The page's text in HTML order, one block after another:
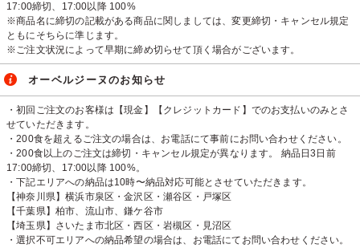
17:00締切、17:00以降 100%
※商品名に締切の記載がある商品に関しましては、変更締切・キャンセル規定
ともにそちらに準じます。
※ご注文状況によって早期に締め切らせて頂く場合がございます。
オーベルジーヌのお知らせ
・初回ご注文のお客様は【現金】【クレジットカード】でのお支払いのみとさ
せていただきます。
・200食を超えるご注文の場合は、お電話にて事前にお問い合わせください。
・200食以上のご注文は締切・キャンセル規定が異なります。 納品日3日前
17:00締切、17:00以降 100%。
・下記エリアへの納品は10時〜納品対応可能とさせていただきます。
【神奈川県】横浜市泉区・金沢区・瀬谷区・戸塚区
【千葉県】柏市、流山市、鎌ケ谷市
【埼玉県】さいたま市北区・西区・岩槻区・見沼区
・選択不可エリアへの納品希望の場合は、お電話にてお問い合わせください。